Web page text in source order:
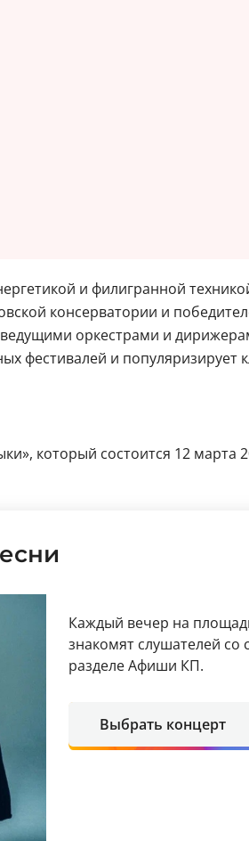
и филигранной
консерватории и
оркестрами и
фестивалей и
который состоится 12
Каждый вечер на
знакомят слушателей
разделе Афиши КП.
Выбрать концерт